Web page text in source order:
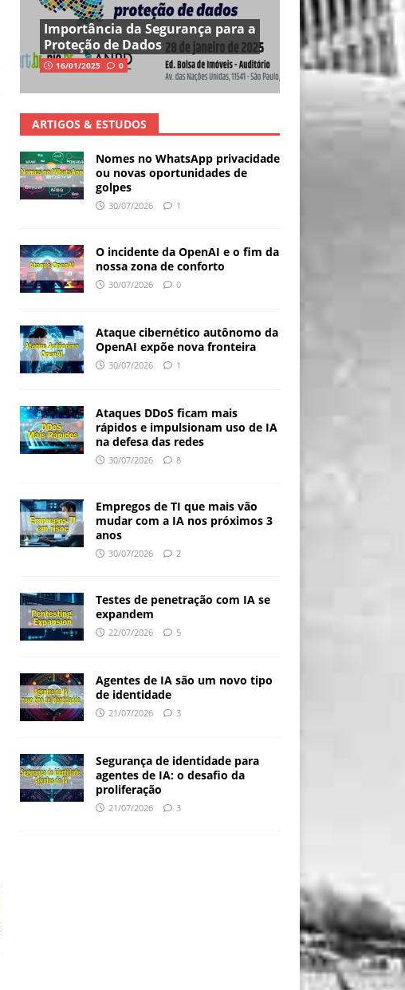
Importância da Segurança para a
Proteção de Dados
16/01/2025 0
ARTIGOS & ESTUDOS
Nomes no WhatsApp privacidade
ou novas oportunidades de
golpes
30/07/2026 1
O incidente da OpenAI e o fim da
nossa zona de conforto
30/07/2026 0
Ataque cibernético autônomo da
OpenAI expõe nova fronteira
30/07/2026 1
Ataques DDoS ficam mais
rápidos e impulsionam uso de IA
na defesa das redes
30/07/2026 8
Empregos de TI que mais vão
mudar com a IA nos próximos 3
anos
30/07/2026 2
Testes de penetração com IA se
expandem
22/07/2026 5
Agentes de IA são um novo tipo
de identidade
21/07/2026 3
Segurança de identidade para
agentes de IA: o desafio da
proliferação
21/07/2026 3